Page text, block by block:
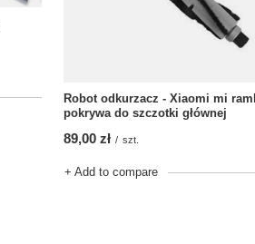
Robot odkurzacz - Xiaomi mi
pokrywa do szczotki głównej
89,00 zł / szt.
+ Add to compare